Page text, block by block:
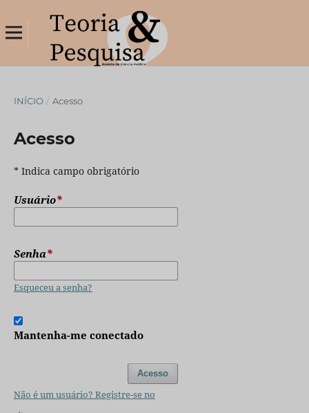
INÍCIO / Acesso
Acesso
* Indica campo obrigatório
Usuário*
Senha*
Esqueceu a senha?
Mantenha-me conectado
Acesso
Não é um usuário? Registre-se no